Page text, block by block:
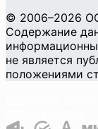
© 2006–2026
Содержание
не является
положениями